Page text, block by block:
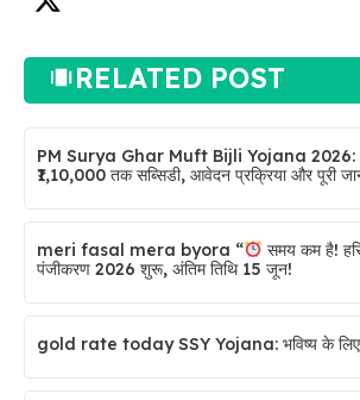
RELATED POST
PM Surya Ghar Muft Bijli Yojana 2026:
₹1,10,000 तक सब्सिडी, आवेदन प्रक्रिया और पूरी
meri fasal mera byora “
समय कम है!
पंजीकरण 2026 शुरू, अंतिम तिथि 15 जून!
gold rate today SSY Yojana: भविष्य के